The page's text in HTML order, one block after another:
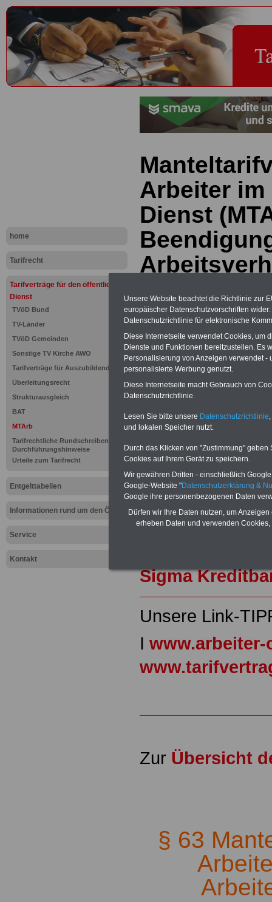
home
Tarifrecht
Tarifverträge für den öffentlichen
Dienst
TVöD Bund
TV-Länder
TVöD Gemeinden
Sonstige TV Kirche AWO
Tarifverträge für Auszubildende
Überleitungsrecht
Strukturausgleich
BAT
MTArb
Tarifrechtliche Rundschreiben und
Durchführungshinweise
Urteile zum Tarifrecht
Entgelttabellen
Informationen rund um den ÖD
Service
Kontakt
Arbeiter
Dienst
durch
PDF-SERVICE
Für nur 15 Euro (inkl.
können Sie mehr als zehn
ausdrucken. Der PDF-
zum Tarifrecht für den
Komfort: Sie können aus
direkt zur weiterführenden
mehrere OnlineBücher bzw.
Beamtinnen und Beamte mit
und Ländern,
Nebentätig-keitsrecht für
wir ausgewählte Links, z.B.
Sigma
Unsere Link-
I www.arbeiter-
Zur Übersicht
§ 63
Unsere Website beachtet die Richtlinie zur
europäischer Datenschutzvorschriften
Datenschutzrichtlinie für elektronische
Diese Internetseite verwendet Cookies, um
Dienste und Funktionen bereitzustellen. Es
Personalisierung von Anzeigen verwendet
personalisierte Werbung genutzt.
Diese Internetseite macht Gebrauch von
Datenschutzrichtlinie.
Lesen Sie bitte unsere Datenschutzrichtlinie
und lokalen Speicher nutzt.
Durch das Klicken von "Zustimmung"
Cookies auf Ihrem Gerät zu speichern.
Wir gewähren Dritten - einschließlich
Google-Website "Datenschutzerklärung &
Google ihre personenbezogenen Daten
Dürfen wir Ihre Daten nutzen, um
erheben Daten und verwenden